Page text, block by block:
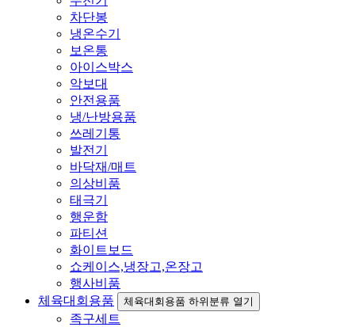
차단봉
냉온수기
보온통
아이스박스
악보대
안전용품
냉/난방용품
쓰레기통
발전기
바닥재/매트
의상비품
태극기
행운함
파티션
화이트보드
쇼케이스,냉장고,온장고
행사비품
체육대회용품
체육대회용품 하위분류 열기
족구세트